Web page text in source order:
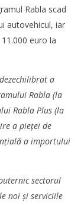
programul
Rabla scad
autovehicul, iar
euro la
a
Rabla (la
Rabla Plus (la
a pieței de
a importului
sectorul
noi și serviciile